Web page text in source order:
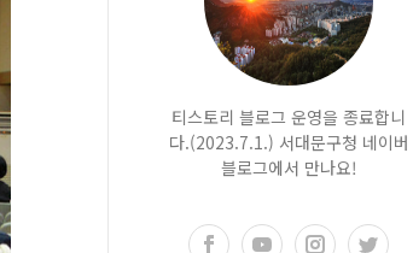
티스토리 블로그 운영을 종료합니
다.(2023.7.1.) 서대문구청 네이버
블로그에서 만나요!